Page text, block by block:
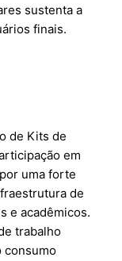
sustenta a
finais.
de Kits de
em
uma forte
de
e acadêmicos.
trabalho
consumo